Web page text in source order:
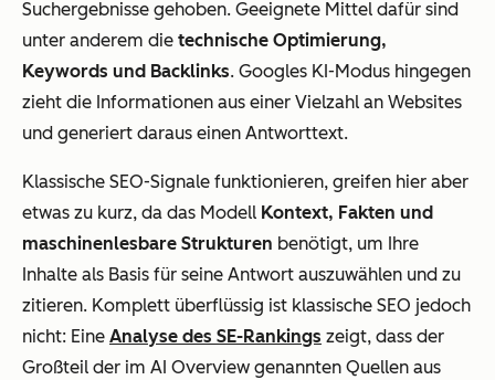
Suchergebnisse gehoben. Geeignete Mittel dafür sind
unter anderem die technische Optimierung,
Keywords und Backlinks. Googles KI-Modus hingegen
zieht die Informationen aus einer Vielzahl an Websites
und generiert daraus einen Antworttext.
Klassische SEO-Signale funktionieren, greifen hier aber
etwas zu kurz, da das Modell Kontext, Fakten und
maschinenlesbare Strukturen benötigt, um Ihre
Inhalte als Basis für seine Antwort auszuwählen und zu
zitieren. Komplett überflüssig ist klassische SEO jedoch
nicht: Eine Analyse des SE-Rankings zeigt, dass der
Großteil der im AI Overview genannten Quellen aus